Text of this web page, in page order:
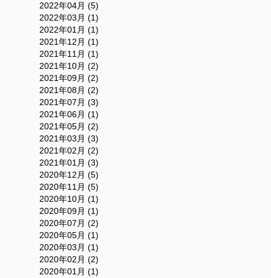
2022年04月 (5)
2022年03月 (1)
2022年01月 (1)
2021年12月 (1)
2021年11月 (1)
2021年10月 (2)
2021年09月 (2)
2021年08月 (2)
2021年07月 (3)
2021年06月 (1)
2021年05月 (2)
2021年03月 (3)
2021年02月 (2)
2021年01月 (3)
2020年12月 (5)
2020年11月 (5)
2020年10月 (1)
2020年09月 (1)
2020年07月 (2)
2020年05月 (1)
2020年03月 (1)
2020年02月 (2)
2020年01月 (1)